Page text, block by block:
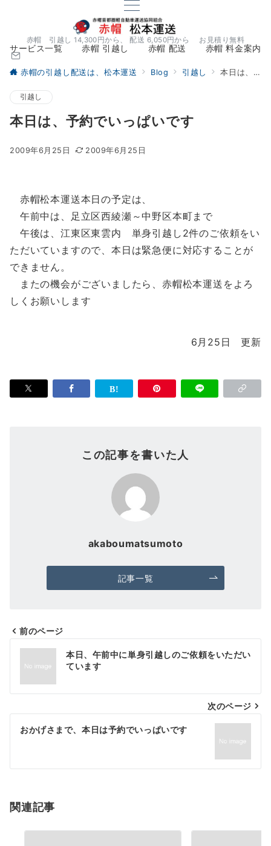
赤帽 引越し 14,300円から、 配送 6,050円から お見積り無料
サービス一覧 赤帽 引越し 赤帽 配送 赤帽 料金案内
赤帽の引越し配送は、松本運送 Blog 引越し 本日は、予約でいっぱいです
引越し
本日は、予約でいっぱいです
2009年6月25日 2009年6月25日
赤帽松本運送本日の予定は、
午前中は、足立区西綾瀬～中野区本町まで
午後は、江東区東雲内 単身引越し2件のご依頼をい
ただいていますので、本日は緊急便に対応することが
できません。
またの機会がございましたら、赤帽松本運送をよろ
しくお願いします
6月25日 更新
この記事を書いた人
akaboumatsumoto
記事一覧
投
ナ
ビ
ゲ
シ
ン
前のページ
本日、午前中に単身引越しのご依頼をいただい
ています
次のページ
おかげさまで、本日は予約でいっぱいです
関連記事